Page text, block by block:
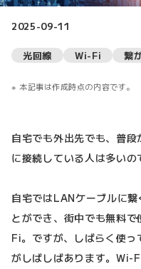
2025-09-11
光回線 Wi-Fi 繋
本記事は作成時点の内容です。
自宅でも外出先でも、普
に接続している人は多いの
自宅ではLANケーブルに
とができ、街中でも無料
Fi。ですが、しばらく使っ
がしばしばあります。Wi-